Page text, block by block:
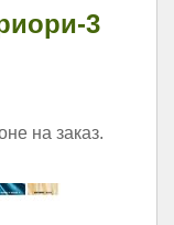
3
на заказ.